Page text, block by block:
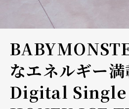
なエネルギー
Digital Single